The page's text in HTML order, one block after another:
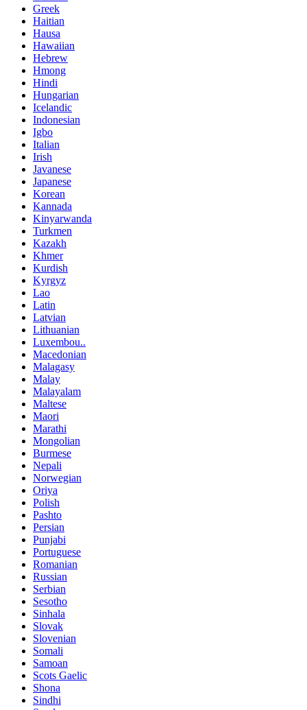
Greek
Haitian
Hausa
Hawaiian
Hebrew
Hmong
Hindi
Hungarian
Icelandic
Indonesian
Igbo
Italian
Irish
Javanese
Japanese
Korean
Kannada
Kinyarwanda
Turkmen
Kazakh
Khmer
Kurdish
Kyrgyz
Lao
Latin
Latvian
Lithuanian
Luxembou..
Macedonian
Malagasy
Malay
Malayalam
Maltese
Maori
Marathi
Mongolian
Burmese
Nepali
Norwegian
Oriya
Polish
Pashto
Persian
Punjabi
Portuguese
Romanian
Russian
Serbian
Sesotho
Sinhala
Slovak
Slovenian
Somali
Samoan
Scots Gaelic
Shona
Sindhi